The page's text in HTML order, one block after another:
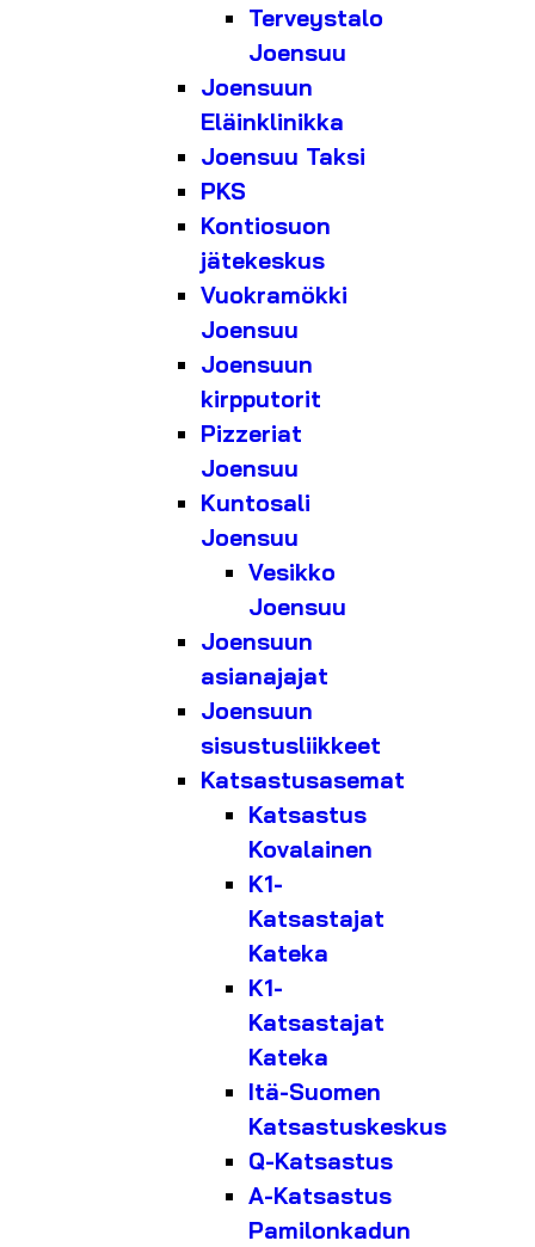
Terveystalo
Joensuu
Joensuun
Eläinklinikka
Joensuu Taksi
PKS
Kontiosuon
jätekeskus
Vuokramökki
Joensuu
Joensuun
kirpputorit
Pizzeriat
Joensuu
Kuntosali
Joensuu
Vesikko
Joensuu
Joensuun
asianajajat
Joensuun
sisustusliikkeet
Katsastusasemat
Katsastus
Kovalainen
K1-
Katsastajat
Kateka
K1-
Katsastajat
Kateka
Itä-Suomen
Katsastuskeskus
Q-Katsastus
A-Katsastus
Pamilonkadun